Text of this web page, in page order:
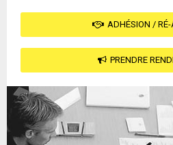
ADHÉSION /
PRENDRE